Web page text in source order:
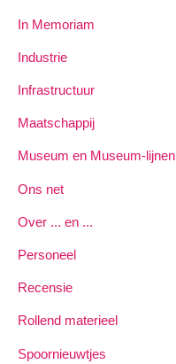
In Memoriam
Industrie
Infrastructuur
Maatschappij
Museum en Museum-lijnen
Ons net
Over ... en ...
Personeel
Recensie
Rollend materieel
Spoornieuwtjes